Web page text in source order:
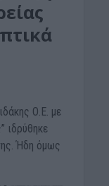
Ο.Ε. με
ιδρύθηκε
Ήδη όμως